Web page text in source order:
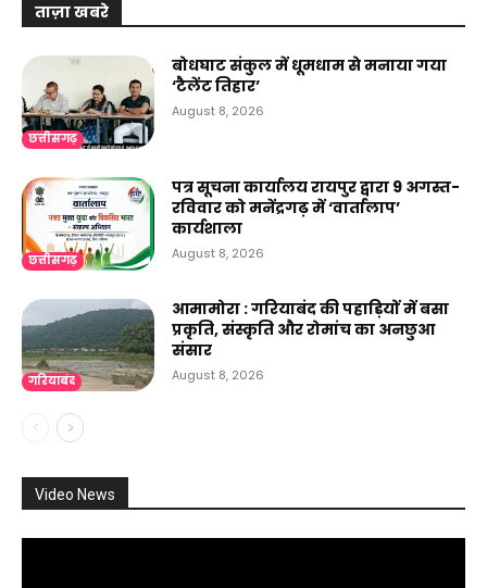
ताज़ा खबरे
छत्तीसगढ़
बोधघाट संकुल में धूमधाम से मनाया गया
‘टैलेंट तिहार’
August 8, 2026
छत्तीसगढ़
पत्र सूचना कार्यालय रायपुर द्वारा 9 अगस्त-
रविवार को मनेंद्रगढ़ में ‘वार्तालाप’
कार्यशाला
August 8, 2026
गरियाबंद
आमामोरा : गरियाबंद की पहाड़ियों में बसा
प्रकृति, संस्कृति और रोमांच का अनछुआ
संसार
August 8, 2026
Video News